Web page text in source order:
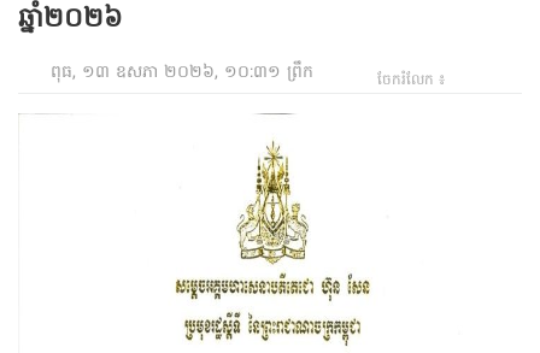
ឆ្នាំ២០២៦
ពុធ, ១៣ ឧសភា ២០២៦, ១០:៣១ ព្រឹក ចែករំលែក ៖